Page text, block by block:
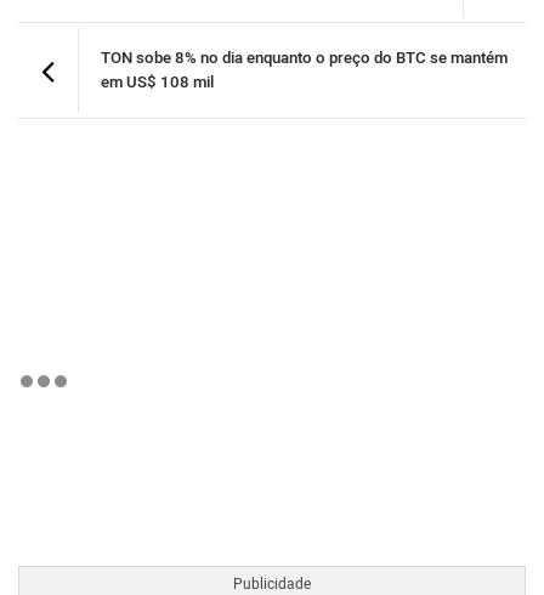
TON sobe 8% no dia enquanto o preço do BTC se mantém
em US$ 108 mil